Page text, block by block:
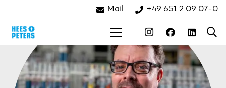
Mail +49 651 2 09 07-0